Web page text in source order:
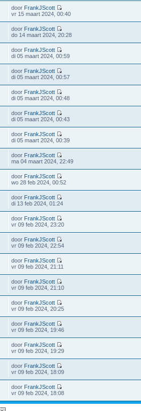
door FrankJScott
vr 15 maart 2024, 00:40
door FrankJScott
do 14 maart 2024, 20:28
door FrankJScott
di 05 maart 2024, 00:59
door FrankJScott
di 05 maart 2024, 00:57
door FrankJScott
di 05 maart 2024, 00:48
door FrankJScott
di 05 maart 2024, 00:43
door FrankJScott
di 05 maart 2024, 00:39
door FrankJScott
ma 04 maart 2024, 22:49
door FrankJScott
wo 28 feb 2024, 00:52
door FrankJScott
di 13 feb 2024, 01:24
door FrankJScott
vr 09 feb 2024, 23:20
door FrankJScott
vr 09 feb 2024, 22:54
door FrankJScott
vr 09 feb 2024, 21:11
door FrankJScott
vr 09 feb 2024, 21:10
door FrankJScott
vr 09 feb 2024, 20:25
door FrankJScott
vr 09 feb 2024, 19:46
door FrankJScott
vr 09 feb 2024, 19:29
door FrankJScott
vr 09 feb 2024, 18:09
door FrankJScott
vr 09 feb 2024, 18:08